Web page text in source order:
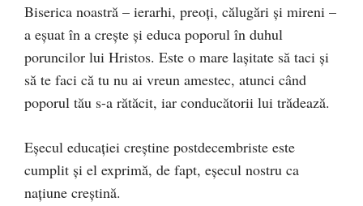
Biserica noastră – ierarhi, preoți, călugări și mireni –
a eșuat în a crește și educa poporul în duhul
poruncilor lui Hristos. Este o mare lașitate să taci și
să te faci că tu nu ai vreun amestec, atunci când
poporul tău s-a rătăcit, iar conducătorii lui trădează.
Eșecul educației creștine postdecembriste este
cumplit și el exprimă, de fapt, eșecul nostru ca
națiune creștină.